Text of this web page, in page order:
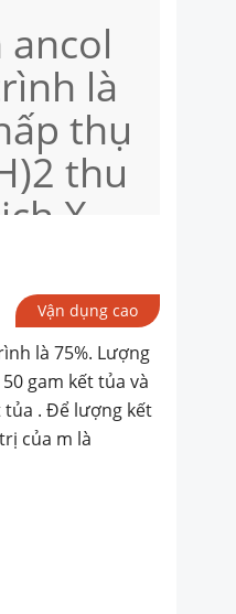
là
thụ
thu
X.
kết
tối
trị
Vận dụng cao
là 75%. Lượng
gam kết tủa và
tủa . Để lượng kết
của m là